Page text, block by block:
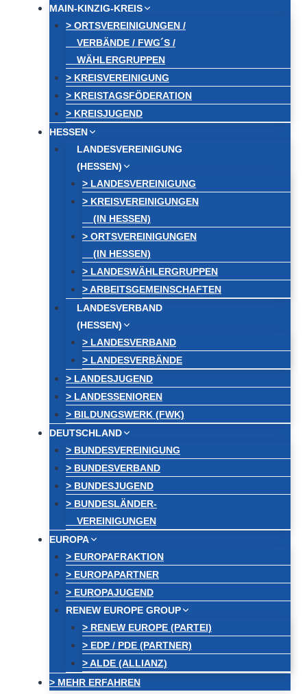
MAIN-KINZIG-KREIS
> ORTSVEREINIGUNGEN /
VERBÄNDE / FWG´S /
WÄHLERGRUPPEN
> KREISVEREINIGUNG
> KREISTAGSFÖDERATION
> KREISJUGEND
HESSEN
LANDESVEREINIGUNG
(HESSEN)
> LANDESVEREINIGUNG
> KREISVEREINIGUNGEN
(IN HESSEN)
> ORTSVEREINIGUNGEN
(IN HESSEN)
> LANDESWÄHLERGRUPPEN
> ARBEITSGEMEINSCHAFTEN
LANDESVERBAND
(HESSEN)
> LANDESVERBAND
> LANDESVERBÄNDE
> LANDESJUGEND
> LANDESSENIOREN
> BILDUNGSWERK (FWK)
DEUTSCHLAND
> BUNDESVEREINIGUNG
> BUNDESVERBAND
> BUNDESJUGEND
> BUNDESLÄNDER-
VEREINIGUNGEN
EUROPA
> EUROPAFRAKTION
> EUROPAPARTNER
> EUROPAJUGEND
RENEW EUROPE GROUP
> RENEW EUROPE (PARTEI)
> EDP / PDE (PARTNER)
> ALDE (ALLIANZ)
> MEHR ERFAHREN